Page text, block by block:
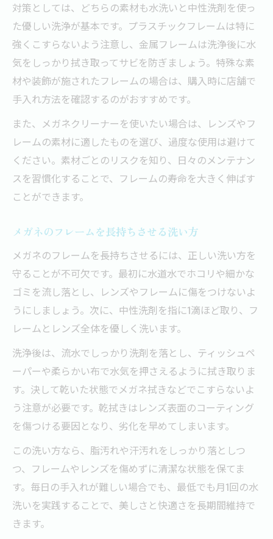
対策としては、どちらの素材も水洗いと中性洗剤を使っ
た優しい洗浄が基本です。プラスチックフレームは特に
強くこすらないよう注意し、金属フレームは洗浄後に水
気をしっかり拭き取ってサビを防ぎましょう。特殊な素
材や装飾が施されたフレームの場合は、購入時に店舗で
手入れ方法を確認するのがおすすめです。
また、メガネクリーナーを使いたい場合は、レンズやフ
レームの素材に適したものを選び、過度な使用は避けて
ください。素材ごとのリスクを知り、日々のメンテナン
スを習慣化することで、フレームの寿命を大きく伸ばす
ことができます。
メガネのフレームを長持ちさせる洗い方
メガネのフレームを長持ちさせるには、正しい洗い方を
守ることが不可欠です。最初に水道水でホコリや細かな
ゴミを流し落とし、レンズやフレームに傷をつけないよ
うにしましょう。次に、中性洗剤を指に1滴ほど取り、フ
レームとレンズ全体を優しく洗います。
洗浄後は、流水でしっかり洗剤を落とし、ティッシュペ
ーパーや柔らかい布で水気を押さえるように拭き取りま
す。決して乾いた状態でメガネ拭きなどでこすらないよ
う注意が必要です。乾拭きはレンズ表面のコーティング
を傷つける要因となり、劣化を早めてしまいます。
この洗い方なら、脂汚れや汗汚れをしっかり落としつ
つ、フレームやレンズを傷めずに清潔な状態を保てま
す。毎日の手入れが難しい場合でも、最低でも月1回の水
洗いを実践することで、美しさと快適さを長期間維持で
きます。